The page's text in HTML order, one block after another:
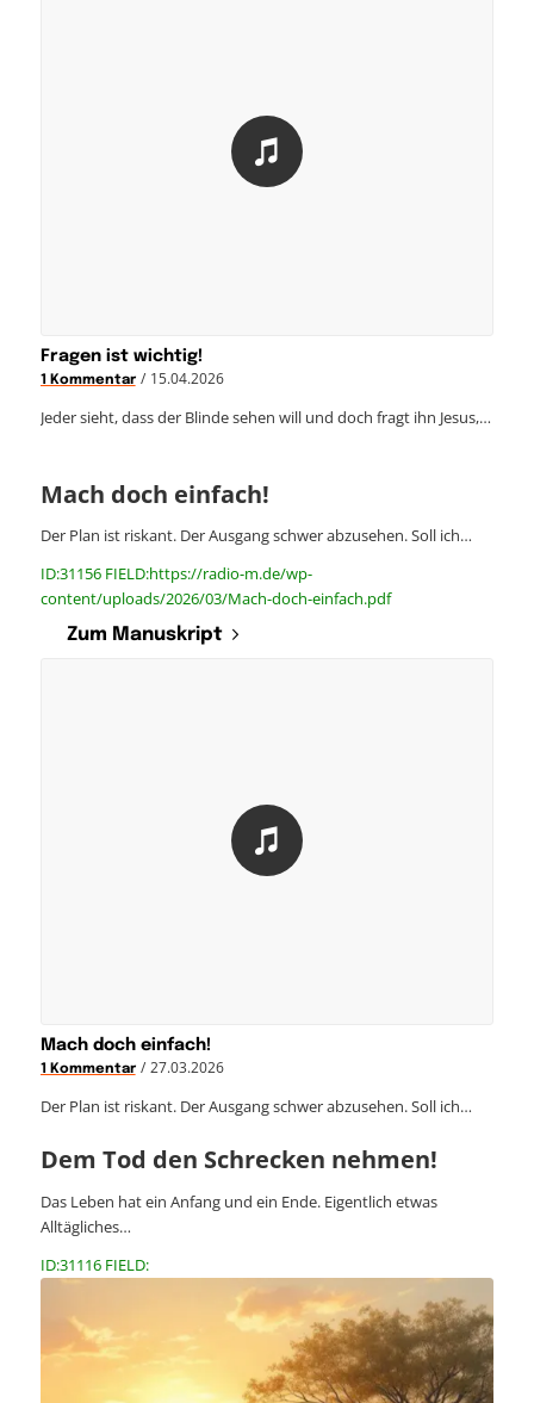
Fragen ist wichtig!
1 Kommentar / 15.04.2026
Jeder sieht, dass der Blinde sehen will und doch fragt ihn Jesus,…
Mach doch einfach!
Der Plan ist riskant. Der Ausgang schwer abzusehen. Soll ich…
ID:31156 FIELD:https://radio-m.de/wp-
content/uploads/2026/03/Mach-doch-einfach.pdf
Zum Manuskript
Mach doch einfach!
1 Kommentar / 27.03.2026
Der Plan ist riskant. Der Ausgang schwer abzusehen. Soll ich…
Dem Tod den Schrecken nehmen!
Das Leben hat ein Anfang und ein Ende. Eigentlich etwas
Alltägliches…
ID:31116 FIELD: